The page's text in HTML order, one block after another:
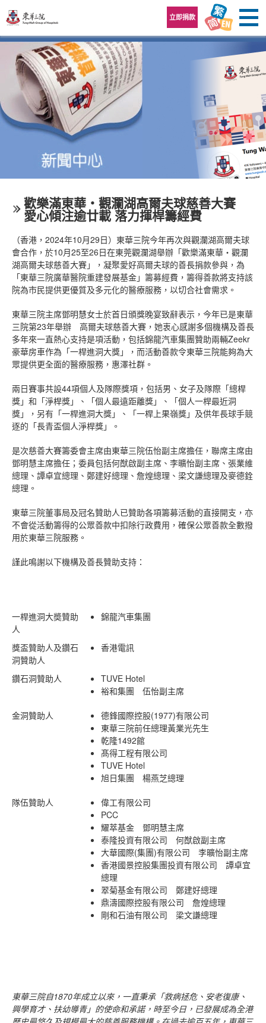
立即捐款
歡樂滿東華‧觀瀾湖高爾夫球慈善大賽
愛心傾注逾廿載 落力揮桿籌經費
（香港，2024年10月29日）東華三院今年再次與觀瀾湖高爾夫球
會合作，於10月25至26日在東莞觀瀾湖舉辦「歡樂滿東華‧觀瀾
湖高爾夫球慈善大賽」，凝聚愛好高爾夫球的善長捐款參與，為
「東華三院廣華醫院重建發展基金」籌募經費，籌得善款將支持該
院為市民提供更優質及多元化的醫療服務，以切合社會需求。
東華三院主席鄧明慧女士於首日頒獎晚宴致辭表示，今年已是東華
三院第23年舉辦 高爾夫球慈善大賽，她衷心感謝多個機構及善長
多年來一直熱心支持是項活動，包括錦龍汽車集團贊助兩輛Zeekr
豪華房車作為「一桿進洞大獎」，而活動善款令東華三院能夠為大
眾提供更全面的醫療服務，惠澤社群。
兩日賽事共設44項個人及隊際獎項，包括男、女子及隊際「總桿
獎」和「淨桿獎」、「個人最遠距離獎」、「個人一桿最近洞
獎」，另有「一桿進洞大獎」、「一桿上果嶺獎」及供年長球手競
逐的「長青盃個人淨桿獎」。
是次慈善大賽籌委會主席由東華三院伍怡副主席擔任，聯席主席由
鄧明慧主席擔任；委員包括何猷啟副主席、李曠怡副主席、張業維
總理、譚卓宜總理、鄭建好總理、詹煌總理、梁文謙總理及麥德銓
總理。
東華三院董事局及冠名贊助人已贊助各項籌募活動的直接開支，亦
不會從活動籌得的公眾善款中扣除行政費用，確保公眾善款全數撥
用於東華三院服務。
謹此鳴謝以下機構及善長贊助支持：
一桿進洞大奬贊助
人
錦龍汽車集團
獎盃贊助人及鑽石
洞贊助人
香港電訊
鑽石洞贊助人
TUVE Hotel
裕和集團 伍怡副主席
金洞贊助人
德鋒國際控股(1977)有限公司
東華三院前任總理黃業光先生
乾隆1492館
髙得工程有限公司
TUVE Hotel
旭日集團 楊燕芝總理
隊伍贊助人
偉工有限公司
PCC
耀萃基金 鄧明慧主席
泰隆投資有限公司 何猷啟副主席
大華國際(集團)有限公司 李曠怡副主席
香港國景控股集團投資有限公司 譚卓宜
總理
翠菊基金有限公司 鄭建好總理
鼎濤國際控股有限公司 詹煌總理
剛和石油有限公司 梁文謙總理
東華三院自1870年成立以來，一直秉承「救病拯危、安老復康、
興學育才、扶幼導青」的使命和承諾，時至今日，已發展成為全港